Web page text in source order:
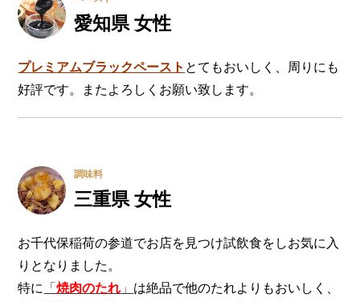
愛知県 女性
プレミアムブラックペースト とてもおいしく、周りにも
好評です。またよろしくお願い致します。
調味料
三重県 女性
お千代保稲荷の参道でお店を見つけ試飲食をしお気に入
りとなりました。
特に
「焼肉のたれ 」 は絶品で他のたれよりもおいしく、